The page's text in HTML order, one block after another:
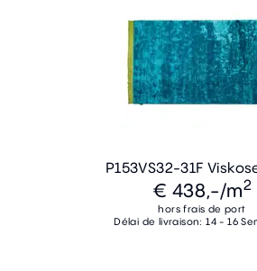
P153VS32-31F
€ 438,-/m2
hors frais de port
Délai de livraison: 14 - 16